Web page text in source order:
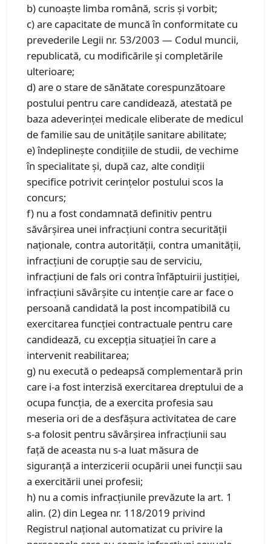
b) cunoaște limba română, scris și vorbit;
c) are capacitate de muncă în conformitate cu
prevederile Legii nr. 53/2003 — Codul muncii,
republicată, cu modificările și completările
ulterioare;
d) are o stare de sănătate corespunzătoare
postului pentru care candidează, atestată pe
baza adeverinței medicale eliberate de medicul
de familie sau de unitățile sanitare abilitate;
e) îndeplinește condițiile de studii, de vechime
în specialitate și, după caz, alte condiții
specifice potrivit cerințelor postului scos la
concurs;
f) nu a fost condamnată definitiv pentru
săvârșirea unei infracțiuni contra securității
naționale, contra autorității, contra umanității,
infracțiuni de corupție sau de serviciu,
infracțiuni de fals ori contra înfăptuirii justiției,
infracțiuni săvârșite cu intenție care ar face o
persoană candidată la post incompatibilă cu
exercitarea funcției contractuale pentru care
candidează, cu excepția situației în care a
intervenit reabilitarea;
g) nu execută o pedeapsă complementară prin
care i-a fost interzisă exercitarea dreptului de a
ocupa funcția, de a exercita profesia sau
meseria ori de a desfășura activitatea de care
s-a folosit pentru săvârșirea infracțiunii sau
față de aceasta nu s-a luat măsura de
siguranță a interzicerii ocupării unei funcții sau
a exercitării unei profesii;
h) nu a comis infracțiunile prevăzute la art. 1
alin. (2) din Legea nr. 118/2019 privind
Registrul național automatizat cu privire la